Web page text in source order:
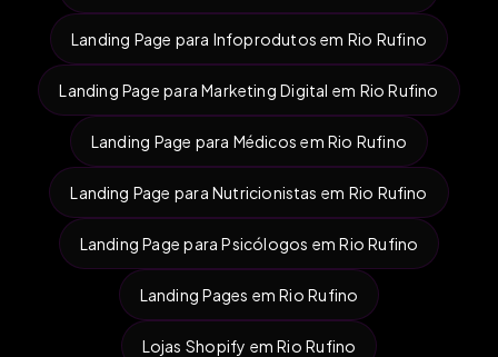
Landing Page para Infoprodutos em Rio Rufino
Landing Page para Marketing Digital em Rio Rufino
Landing Page para Médicos em Rio Rufino
Landing Page para Nutricionistas em Rio Rufino
Landing Page para Psicólogos em Rio Rufino
Landing Pages em Rio Rufino
Lojas Shopify em Rio Rufino